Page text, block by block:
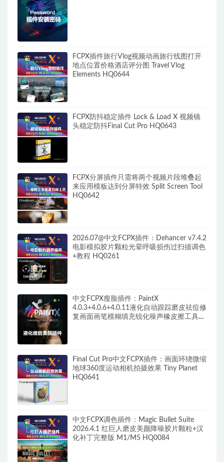
FCPX插件旅行Vlog视频动画旅行线图打开
地点位置价格酒店评分图 Travel Vlog
Elements HQ0644
FCPX防抖稳定插件 Lock & Load X 视频镜
头稳定防抖Final Cut Pro HQ0643
FCPX分屏插件只需将两个视频片段堆叠起
来应用模板达到分屏特效 Split Screen Tool
HQ0642
2026.07@中文FCPX插件：Dehancer v7.4.2
电影模拟胶片颗粒光晕呼吸损伤过扫描调色
+教程 HQ0261
中文FCPX瘦脸插件：PaintX
4.0.3+4.0.6+4.0.11液化自动跟踪磨皮祛痘修
复画面画笔模糊填充锐化噪声橡皮擦工具
Final Cut Pro中文FCPX插件：画面环绕微缩
地球360度运动相机拍摄效果 Tiny Planet
HQ0641
中文FCPX调色插件：Magic Bullet Suite
2026.4.1 红巨人磨皮美颜降噪胶片颗粒+汉
化补丁完整版 M1/M5 HQ0084